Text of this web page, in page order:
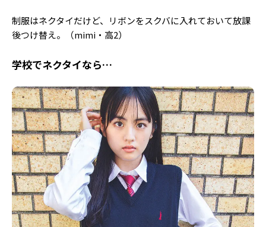
制服はネクタイだけど、リボンをスクバに入れておいて放課
後つけ替え。（mimi・高2）
学校でネクタイなら…